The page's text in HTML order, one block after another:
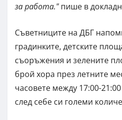
за работа."пише в
Съветниците на ДБГ
градинките, детските
съоръжения и зелените
брой хора през летните
часовете между 17:00-
след себе си големи